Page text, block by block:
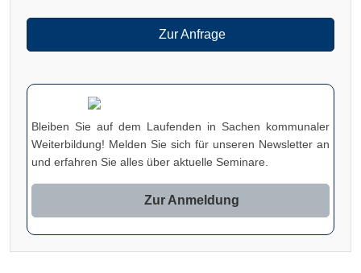
Zur Anfrage
Bleiben Sie auf dem Laufenden in Sachen kommunaler
Weiterbildung! Melden Sie sich für unseren Newsletter an
und erfahren Sie alles über aktuelle Seminare.
Zur Anmeldung